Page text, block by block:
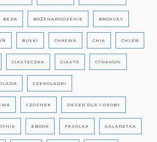
BEZA BOŻENARODZENIE BROKUŁY
BUŁKI CHAŁWA CHIA CHLEB
CIASTECZKA CIASTO CYNAMON
CZEKOLADKI
CZOSNEK DESER DLA 1 OSOBY
EBOOK FASOLKA GALARETKA